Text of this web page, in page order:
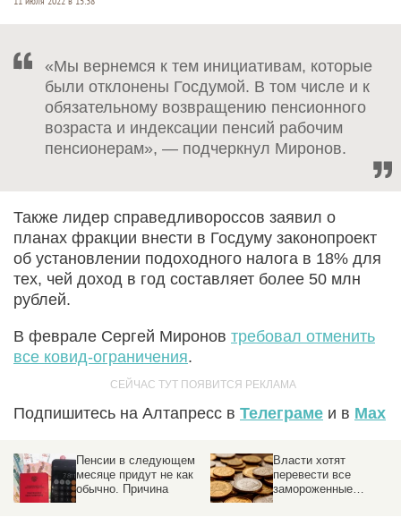
«Мы вернемся к тем инициативам, которые
были отклонены Госдумой. В том числе и к
обязательному возвращению пенсионного
возраста и индексации пенсий рабочим
пенсионерам», — подчеркнул Миронов.
Также лидер справедливороссов заявил о
планах фракции внести в Госдуму законопроект
об установлении подоходного налога в 18% для
тех, чей доход в год составляет более 50 млн
рублей.
В феврале Сергей Миронов требовал отменить
все ковид-ограничения.
Подпишитесь на Алтапресс в Телеграме и в Max
Пенсии в следующем
месяце придут не как
обычно. Причина
Власти хотят
перевести все
замороженные